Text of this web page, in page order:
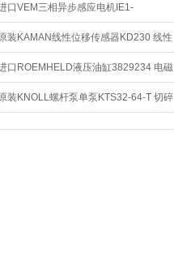
气象仪
口VEM三相异步感应电机IE1-
K21R80G4马达
装KAMAN线性位移传感器KD230 线性
码器
口ROEMHELD液压油缸3829234 电磁
阀定位器
装KNOLL螺杆泵单泵KTS32-64-T 切碎
屑机